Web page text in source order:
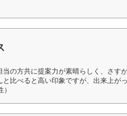
当の方共に提案力が素晴らしく、さす
と比べると高い印象ですが、出来上が